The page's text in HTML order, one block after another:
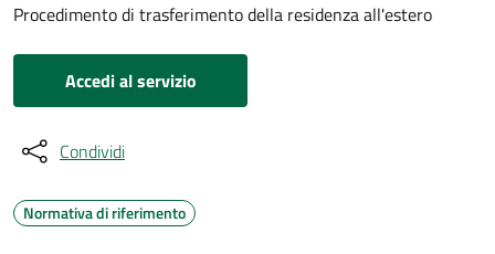
Procedimento di trasferimento della residenza all'estero
Accedi al servizio
Condividi
Normativa di riferimento